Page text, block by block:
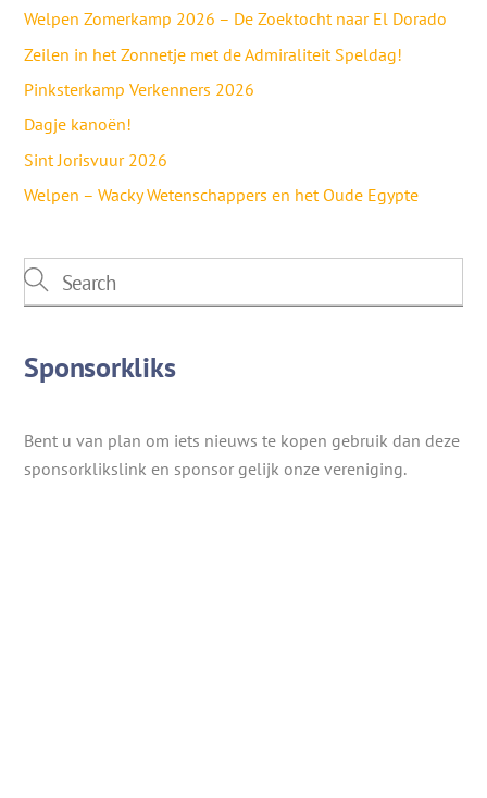
Welpen Zomerkamp 2026 – De Zoektocht naar El Dorado
Zeilen in het Zonnetje met de Admiraliteit Speldag!
Pinksterkamp Verkenners 2026
Dagje kanoën!
Sint Jorisvuur 2026
Welpen – Wacky Wetenschappers en het Oude Egypte
Sponsorkliks
Bent u van plan om iets nieuws te kopen gebruik dan deze
sponsorklikslink en sponsor gelijk onze vereniging.